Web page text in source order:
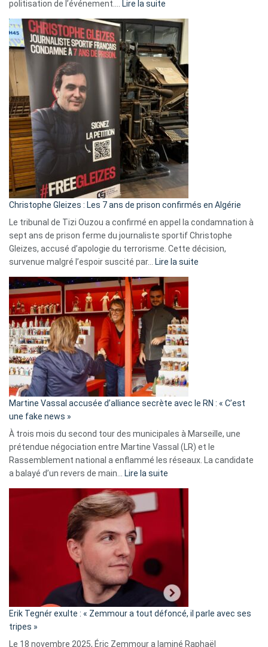
politisation de l’événement.… Lire la suite
Eurovision
2026
:
Pays-
Bas,
Espagne,
Irlande
et
Slovénie
rejettent
la
présence
d’Israël
Christophe Gleizes : Les 7 ans de prison confirmés en Algérie
Le tribunal de Tizi Ouzou a confirmé en appel la condamnation à
sept ans de prison ferme du journaliste sportif Christophe
Gleizes, accusé d’apologie du terrorisme. Cette décision,
survenue malgré l’espoir suscité par… Lire la suite
Algérie
Martine Vassal accusée d’alliance secrète avec le RN : « C’est
une fake news »
À trois mois du second tour des municipales à Marseille, une
prétendue négociation entre Martine Vassal (LR) et le
Rassemblement national a enflammé les réseaux. La candidate
a balayé d’un revers de main… Lire la suite
d’alliance
secrète
«
C’est
fake
Erik Tegnér exulte : « Zemmour a tout défoncé, il parle avec ses
tripes »
Le 18 novembre 2025, Éric Zemmour a laminé Raphaël